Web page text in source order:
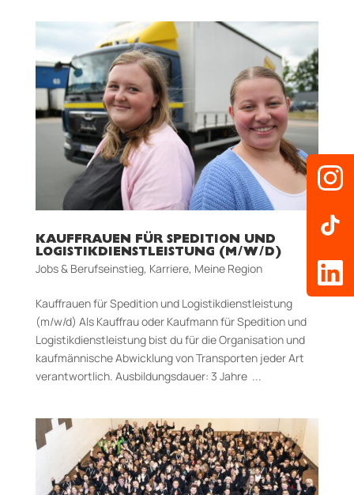
KAUFFRAUEN FÜR SPEDITION UND
LOGISTIKDIENSTLEISTUNG (M/W/D)
Jobs & Berufseinstieg, Karriere, Meine Region
Kauffrauen für Spedition und Logistikdienstleistung
(m/w/d) Als Kauffrau oder Kaufmann für Spedition und
Logistikdienstleistung bist du für die Organisation und
kaufmännische Abwicklung von Transporten jeder Art
verantwortlich. Aus­bildungs­dauer: 3 Jahre ...